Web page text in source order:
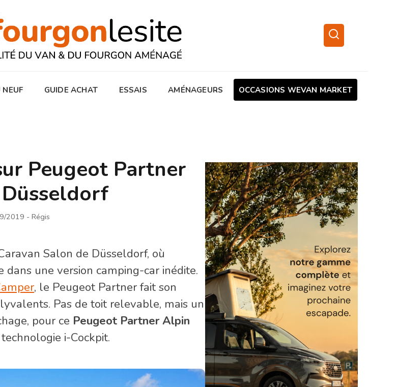
NEUF GUIDE ACHAT ESSAIS AMÉNAGEURS OCCASIONS WEVAN MARKET
Peugeot Partner
2019 - Régis
Salon de Düsseldorf, où
une version camping-car inédite.
, le Peugeot Partner fait son
Pas de toit relevable, mais un
pour ce Peugeot Partner Alpin
i-Cockpit.